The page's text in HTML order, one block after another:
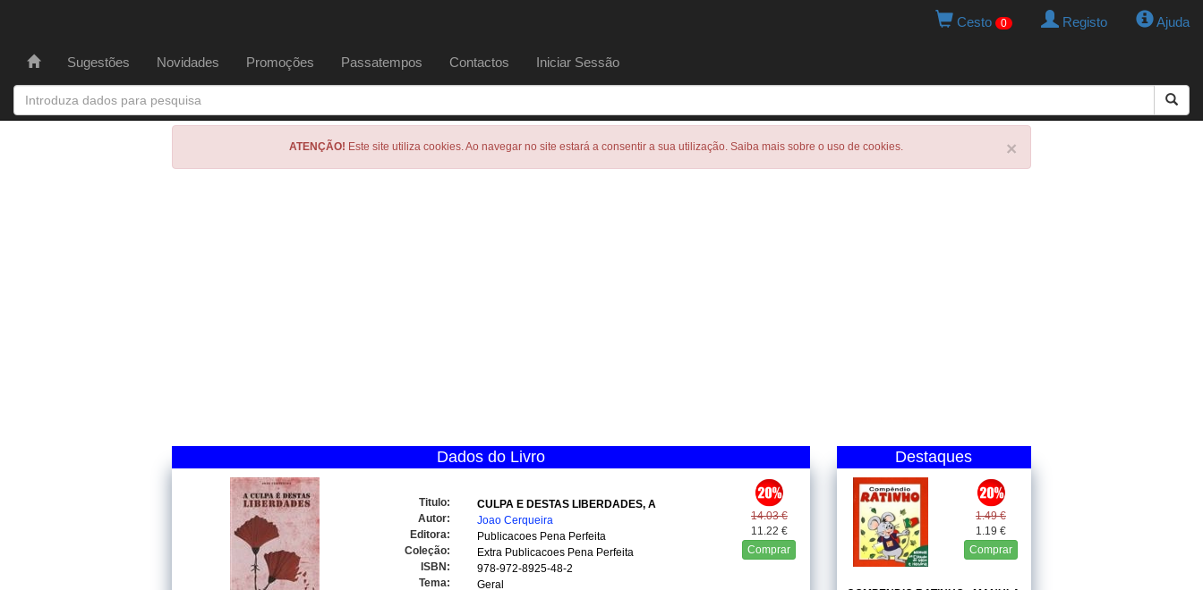
Cesto 0 Registo Ajuda
Sugestões Novidades Promoções Passatempos Contactos Iniciar Sessão
×
ATENÇÃO! Este site utiliza cookies. Ao navegar no site estará a consentir a sua utilização. Saiba mais sobre o uso de cookies.
Dados do Livro
14.03 €
11.22 €
Comprar
Titulo:
CULPA E DESTAS LIBERDADES, A
Autor:
Joao Cerqueira
Editora:
Publicacoes Pena Perfeita
Coleção:
Extra Publicacoes Pena Perfeita
ISBN:
978-972-8925-48-2
Tema:
Geral
Destaques
1.49 €
1.19 €
Comprar